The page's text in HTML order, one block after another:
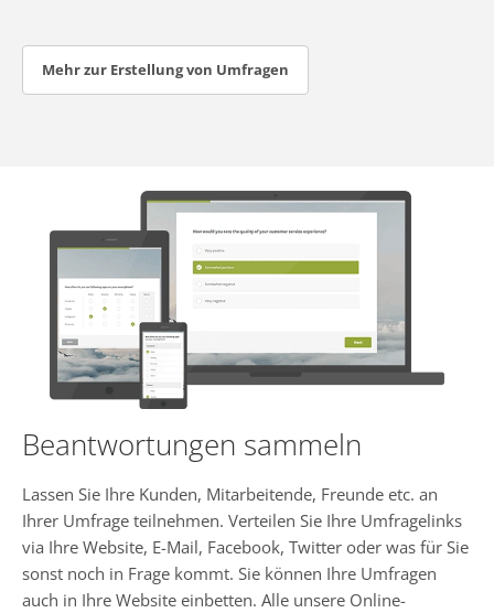
Mehr zur Erstellung von Umfragen
Beantwortungen sammeln
Lassen Sie Ihre Kunden, Mitarbeitende, Freunde etc. an
Ihrer Umfrage teilnehmen. Verteilen Sie Ihre Umfragelinks
via Ihre Website, E-Mail, Facebook, Twitter oder was für Sie
sonst noch in Frage kommt. Sie können Ihre Umfragen
auch in Ihre Website einbetten. Alle unsere Online-